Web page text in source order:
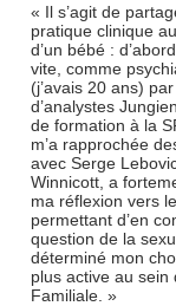
« Il s’agit de
pratique clinique
d’un bébé :
vite, comme
(j’avais 20 ans)
d’analystes
de formation à la
m’a rapprochée
avec Serge
Winnicott, a
ma réflexion vers
permettant d’en
question de la
déterminé mon
plus active au sein
Familiale. »